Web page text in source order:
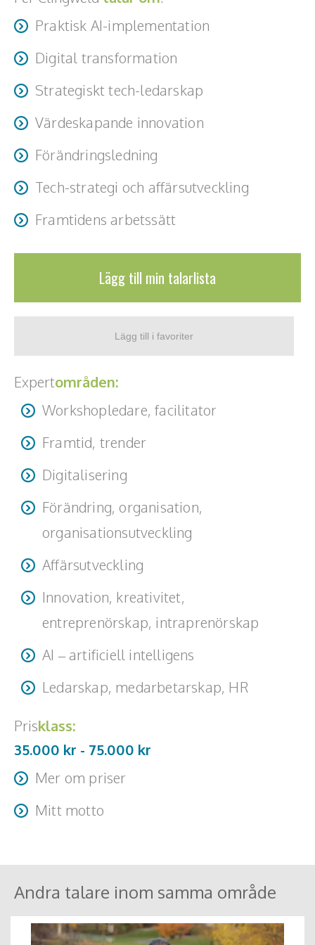
Teamwork, teambuilding, relationer
Alla ämnen
Praktisk AI-implementation
Digital transformation
Strategiskt tech-ledarskap
Värdeskapande innovation
Förändringsledning
Tech-strategi och affärsutveckling
Framtidens arbetssätt
Lägg till min talarlista
Expertområden:
Workshopledare, facilitator
Framtid, trender
Digitalisering
Förändring, organisation,
organisationsutveckling
Affärsutveckling
Innovation, kreativitet,
entreprenörskap, intraprenörskap
AI – artificiell intelligens
Ledarskap, medarbetarskap, HR
Prisklass:
35.000 kr - 75.000 kr
Mer om priser
Workshop (2-4h): 45 000 - 75 000 kr Föreläsning (45-60
min): 35 000 - 45 000 kr Resa + logi tillkommer
Mitt motto
Andra talare inom samma område